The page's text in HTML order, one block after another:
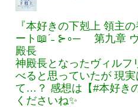
『本好きの下剋上 領
ート📖ˊ˗ ⊱∘─ 第九章
殿長
神殿長となったヴィルフ
べると思っていたが 現実
て…？ 感想は【#本好き
くださいね✨